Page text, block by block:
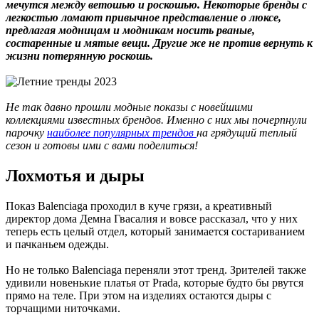
мечутся между ветошью и роскошью. Некоторые бренды с
легкостью ломают привычное представление о люксе,
предлагая модницам и модникам носить рваные,
состаренные и мятые вещи. Другие же не против вернуть к
жизни потерянную роскошь.
Не так давно прошли модные показы с новейшими
коллекциями известных брендов. Именно с них мы почерпнули
парочку наиболее популярных трендов на грядущий теплый
сезон и готовы ими с вами поделиться!
Лохмотья и дыры
Показ Balenciaga проходил в куче грязи, а креативный
директор дома Демна Гвасалия и вовсе рассказал, что у них
теперь есть целый отдел, который занимается состариванием
и пачканьем одежды.
Но не только Balenciaga переняли этот тренд. Зрителей также
удивили новенькие платья от Prada, которые будто бы рвутся
прямо на теле. При этом на изделиях остаются дыры с
торчащими ниточками.